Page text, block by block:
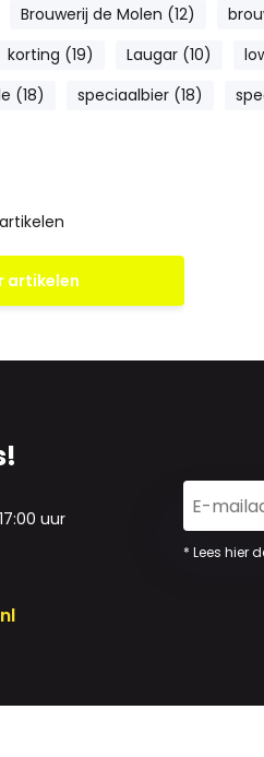
Brouwerij de Molen (12)
korting (19) Laugar (10)
(18) speciaalbier (18)
artikelen
artikelen
uur
* Lees hier